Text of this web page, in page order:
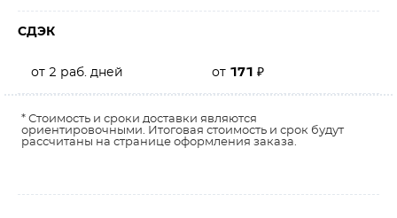
СДЭК
от 2 раб. дней от 171 ₽
* Стоимость и сроки доставки являются
ориентировочными. Итоговая стоимость и срок будут
рассчитаны на странице оформления заказа.